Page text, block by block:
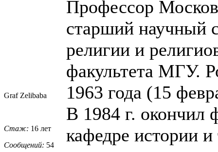
Graf Zelibaba
Стаж: 16 лет
Сообщений: 54
Профессор
старший научный
религии и
факультета МГУ.
1963 года (15
В 1984 г. окончил
кафедре истории и